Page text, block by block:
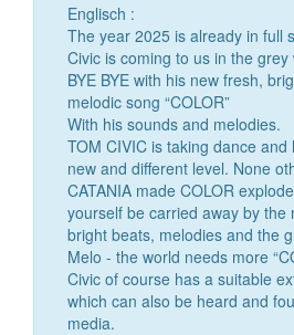
Englisch :
The year 2025 is already in full
Civic is coming to us in the grey
BYE BYE with his new fresh,
melodic song “COLOR”
With his sounds and melodies.
TOM CIVIC is taking dance and
new and different level. None
CATANIA made COLOR
yourself be carried away by the
bright beats, melodies and the
Melo - the world needs more
Civic of course has a suitable
which can also be heard and
media.